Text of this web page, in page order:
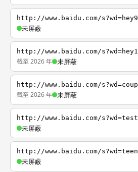
http://www.baidu.com/s?wd=hey9
未屏蔽
http://www.baidu.com/s?wd=hey1
截至 2026 年 未屏蔽
http://www.baidu.com/s?wd=coup
截至 2026 年 未屏蔽
http://www.baidu.com/s?wd=test
未屏蔽
http://www.baidu.com/s?wd=teen
未屏蔽